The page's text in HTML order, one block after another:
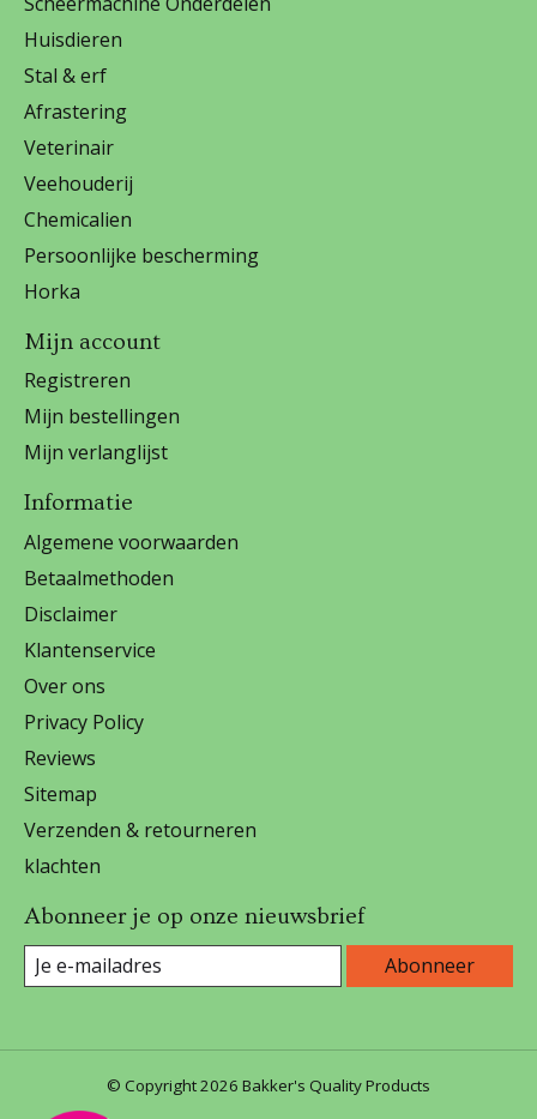
Huisdieren
Stal & erf
Afrastering
Veterinair
Veehouderij
Chemicalien
Persoonlijke bescherming
Horka
Mijn account
Registreren
Mijn bestellingen
Mijn verlanglijst
Informatie
Algemene voorwaarden
Betaalmethoden
Disclaimer
Klantenservice
Over ons
Privacy Policy
Reviews
Sitemap
Verzenden & retourneren
klachten
Abonneer je op onze nieuwsbrief
Abonneer
© Copyright 2026 Bakker's Quality Products